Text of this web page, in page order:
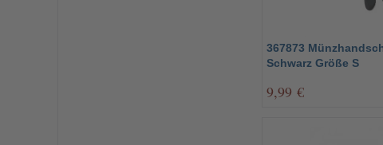
367873
Schwarz Größe S
9,99 €